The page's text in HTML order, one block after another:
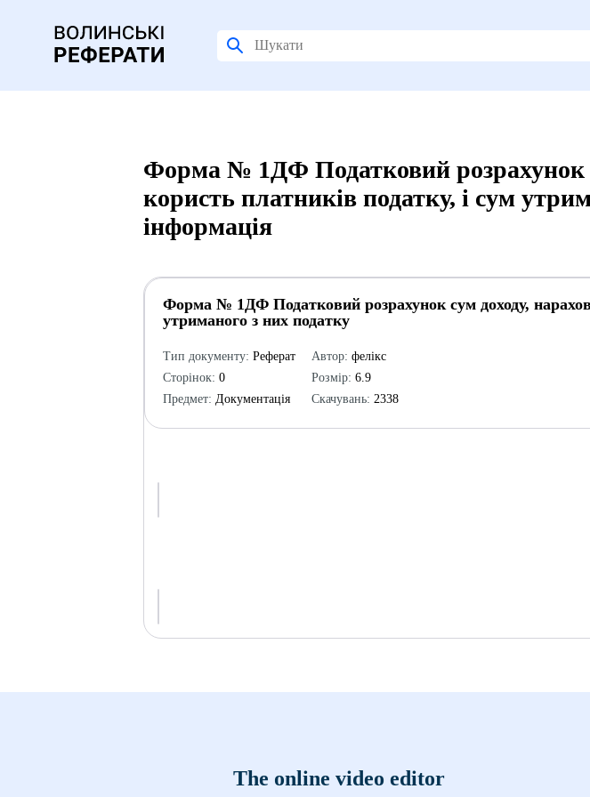
Форма № 1ДФ Податковий розрахунок
користь платників податку, і сум
інформація
Форма № 1ДФ Податковий розрахунок сум доходу,
утриманого з них податку
Тип документу: Реферат
Сторінок: 0
Предмет: Документація
Автор: фелікс
Розмір: 6.9
Скачувань: 2338
The online video editor